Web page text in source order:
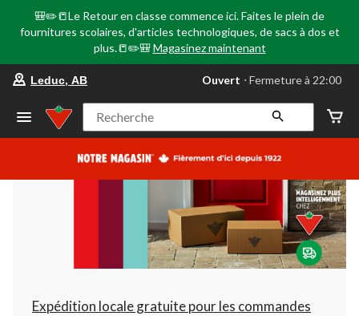
🎒✏️📒Le Retour en classe commence ici. Faites le plein de
fournitures scolaires, d'articles technologiques, de sacs à dos et
plus.📒✏️🎒 Magasinez maintenant
votre
préféré
Leduc,
AB,
courament
Fermeture
à
22:00
cliquer
pour
changer
Leduc, AB Ouvert ⋅ Fermeture à 22:00
Recherche
Expédition locale gratuite pour les commandes